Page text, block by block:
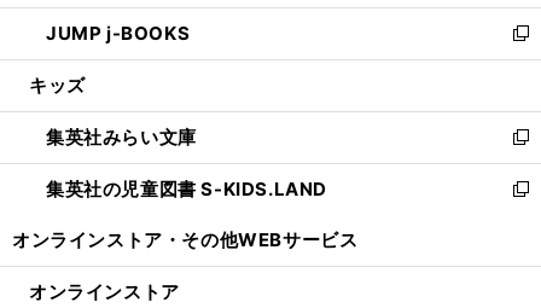
ウ
で
開
ン
ド
ウ
開
く
ウ
ィ
ン
ウ
で
開
く
し
い
ウ
ン
ド
ウ
で
JUMP j-BOOKS
新
し
ウ
ィ
ン
ド
開
キッズ
集英社みらい文庫
新
し
い
ン
集英社の児童図書 S-KIDS.LAND
新
ウ
オンラインストア・ その他WEBサービス
オンラインストア